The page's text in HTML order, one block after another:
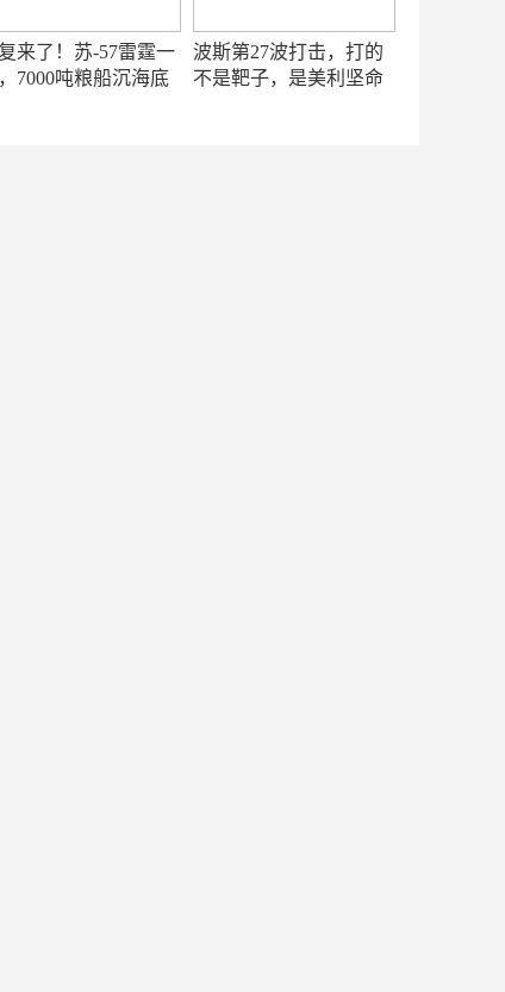
来了！苏-57雷霆一
7000吨粮船沉海底
波斯第27波打击，打的
不是靶子，是美利坚命